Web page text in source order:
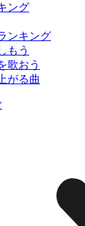
ング
ンキング
もう
歌おう
がる曲